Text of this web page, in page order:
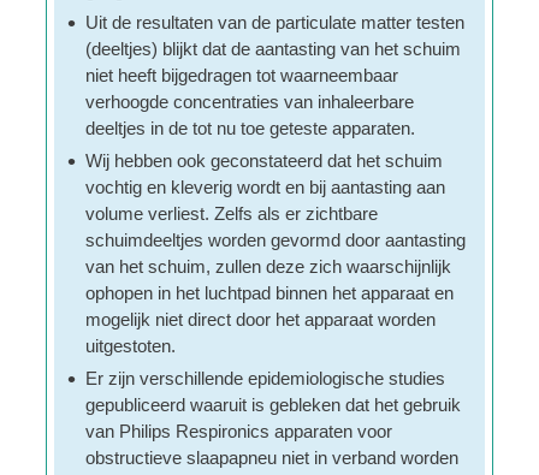
Uit de resultaten van de particulate matter testen
(deeltjes) blijkt dat de aantasting van het schuim
niet heeft bijgedragen tot waarneembaar
verhoogde concentraties van inhaleerbare
deeltjes in de tot nu toe geteste apparaten.
Wij hebben ook geconstateerd dat het schuim
vochtig en kleverig wordt en bij aantasting aan
volume verliest. Zelfs als er zichtbare
schuimdeeltjes worden gevormd door aantasting
van het schuim, zullen deze zich waarschijnlijk
ophopen in het luchtpad binnen het apparaat en
mogelijk niet direct door het apparaat worden
uitgestoten.
Er zijn verschillende epidemiologische studies
gepubliceerd waaruit is gebleken dat het gebruik
van Philips Respironics apparaten voor
obstructieve slaapapneu niet in verband worden